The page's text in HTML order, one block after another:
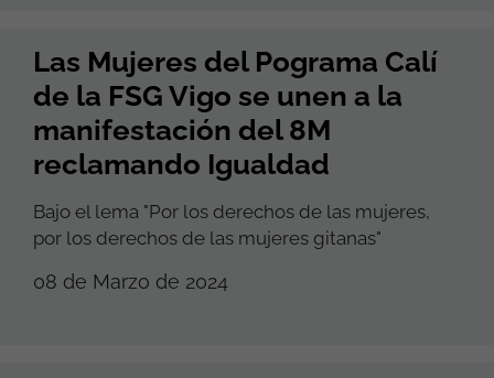
Las Mujeres del Pograma Calí
de la FSG Vigo se unen a la
manifestación del 8M
reclamando Igualdad
Bajo el lema "Por los derechos de las mujeres,
por los derechos de las mujeres gitanas"
08 de Marzo de 2024